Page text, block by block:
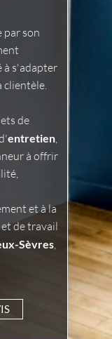
par son
à s'adapter
clientèle.
de
entretien,
à offrir
et à la
de travail
Sèvres,